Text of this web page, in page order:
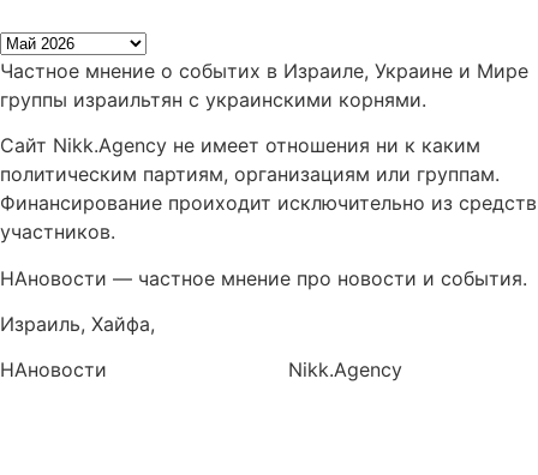
Частное мнение о событих в Израиле, Украине и Мире
группы израильтян с украинскими корнями.
Сайт Nikk.Agency не имеет отношения ни к каким
политическим партиям, организациям или группам.
Финансирование проиходит исключительно из средств
участников.
НАновости — частное мнение про новости и события.
Израиль, Хайфа,
НАновости
Nikk.Agency